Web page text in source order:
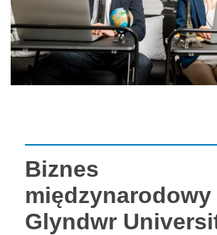
Biznes
międzynarodowy
Glyndwr